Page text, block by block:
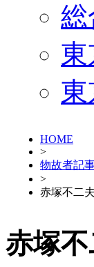
総
東
HOME
>
物故者記
>
赤塚不二夫
赤塚